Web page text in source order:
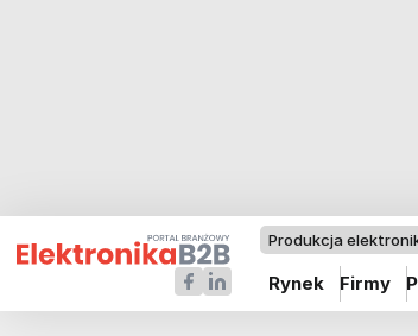
Produkcja
Rynek Firmy